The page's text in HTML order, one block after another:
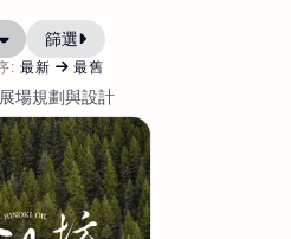
篩選
: 最新 最舊
展場規劃與設計